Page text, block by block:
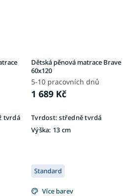
tvrdá
Dětská pěnová matrace Brave
60x120
5-10 pracovních dnů
1 689 Kč
Tvrdost: středně tvrdá
Výška: 13 cm
Standard
Více barev